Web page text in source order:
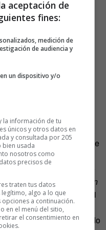
de los franceses,
buenas mesas ( a fin de
procede de su
excedes con alguno de
eso esBoir comme un
decir, beber sin fin. Y, si
se te nota en la cara
serás calificado
aceptación de
fines:
medición de
de audiencia y
un dispositivo y/o
la información de tu
únicos y otros datos en
y consultada por 205
usada
nosotros como
precisos de
traten tus datos
algo a lo que
a continuación.
en el menú del sitio,
el consentimiento en